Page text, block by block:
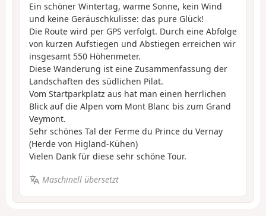
Ein schöner Wintertag, warme Sonne, kein Wind
und keine Geräuschkulisse: das pure Glück!
Die Route wird per GPS verfolgt. Durch eine Abfolge
von kurzen Aufstiegen und Abstiegen erreichen wir
insgesamt 550 Höhenmeter.
Diese Wanderung ist eine Zusammenfassung der
Landschaften des südlichen Pilat.
Vom Startparkplatz aus hat man einen herrlichen
Blick auf die Alpen vom Mont Blanc bis zum Grand
Veymont.
Sehr schönes Tal der Ferme du Prince du Vernay
(Herde von Higland-Kühen)
Vielen Dank für diese sehr schöne Tour.
Maschinell übersetzt